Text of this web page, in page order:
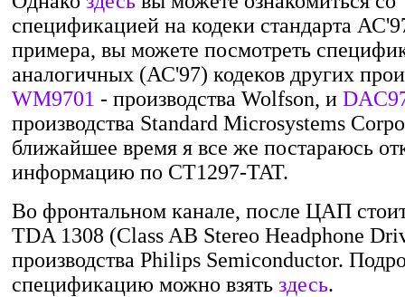
спецификацией на кодеки стандарта
примера, вы можете посмотреть
аналогичных (АС'97) кодеков других
WM9701 - производства Wolfson, и
производства Standard Microsystems
ближайшее время я все же постараюсь
информацию по CT1297-TAT.
Во фронтальном канале, после ЦАП
TDA 1308 (Class AB Stereo Headphone
производства Philips Semiconductor.
спецификацию можно взять здесь.